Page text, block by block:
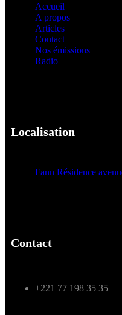
Accueil
A propos
Articles
Contact
Nos émissions
Radio
Localisation
Fann Résidence
Contact
+221 77 198 35 35